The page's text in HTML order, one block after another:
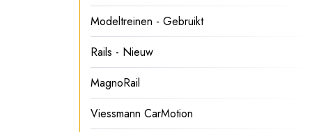
Modeltreinen - Gebruikt
Rails - Nieuw
MagnoRail
Viessmann CarMotion